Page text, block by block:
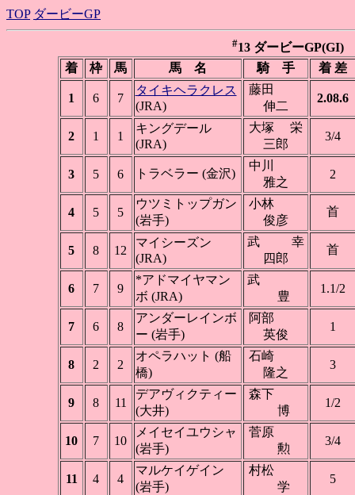
TOP ダービーGP
#13 ダービーGP(GI)
着
枠 馬 馬 名 騎 手 着 差
1 6 7
タイキヘラクレス
(JRA)
藤田
伸二
2.08.6
2 1 1
キングデール
(JRA)
大塚 栄
三郎
3/4
3 5 6 トラベラー (金沢)
中川
雅之
2
4 5 5
ウツミトップガン
(岩手)
小林
俊彦
首
5 8 12
マイシーズン
(JRA)
武 幸
四郎
首
6 7 9
*アドマイヤマン
ボ (JRA)
武
豊
1.1/2
7 6 8
アンダーレインボ
ー (岩手)
阿部
英俊
1
8 2 2
オペラハット (船
橋)
石崎
隆之
3
9 8 11
デアヴィクティー
(大井)
森下
博
1/2
10 7 10
メイセイユウシャ
(岩手)
菅原
勲
3/4
11 4 4
マルケイゲイン
(岩手)
村松
学
5